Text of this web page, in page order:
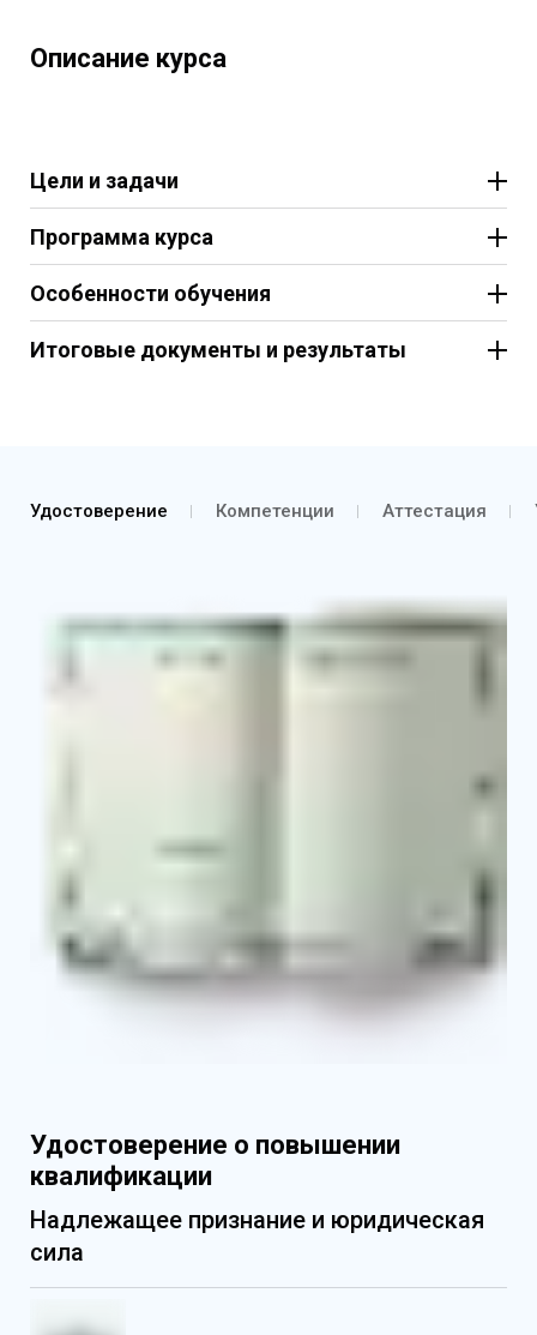
Описание курса
Цели и задачи
Программа курса
Особенности обучения
Итоговые документы и результаты
Удостоверение о повышении квалификации
Удостоверение Компетенции Аттестация
Удостоверение о повышении
квалификации
Надлежащее признание и юридическая
сила